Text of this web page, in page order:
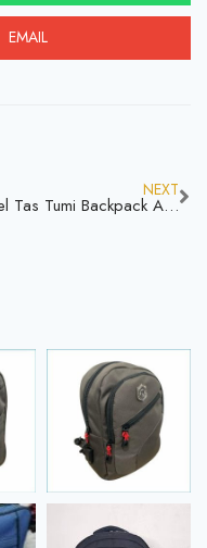
EMAIL
NEXT
Model Tas Tumi Backpack Apa Aja Mari Simak Jangan Ketinggalan Infromasi